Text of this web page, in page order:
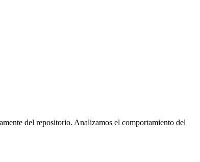
del repositorio. Analizamos el comportamiento del